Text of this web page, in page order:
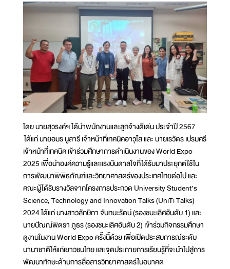
โดย นายสุวรงค์ฯ ได้นำพนักงานและลูกจ้างดีเด่น ประจำปี 2567
ได้แก่ นายอมร นูสารี เจ้าหน้าที่เทคนิคอาวุโส และ นายเรวัตร เปรมศรี
เจ้าหน้าที่เทคนิค เข้าร่วมศึกษาการดำเนินงานของ World Expo
2025 เพื่อนำองค์ความรู้และแรงบันดาลใจที่ได้รับมาประยุกต์ใช้ใน
การพัฒนาพิพิธภัณฑ์และวิทยาศาสตร์ของประเทศไทยต่อไป และ
คณะผู้ได้รับรางวัลจากโครงการประกวด University Student’s
Science, Technology and Innovation Talks (UniTi Talks)
2024 ได้แก่ นางสาวลักษิกา จันทนะรัตน์ (รองชนะเลิศอันดับ 1) และ
นายปัณณ์พิตรา ภูธร (รองชนะเลิศอันดับ 2) เข้าร่วมกิจกรรมศึกษา
ดูงานในงาน World Expo ครั้งนี้ด้วย เพื่อเปิดประสบการณ์ระดับ
นานาชาติให้แก่เยาวชนไทย และจุดประกายการเรียนรู้ที่จะนำไปสู่การ
พัฒนาทักษะด้านการสื่อสารวิทยาศาสตร์ในอนาคต